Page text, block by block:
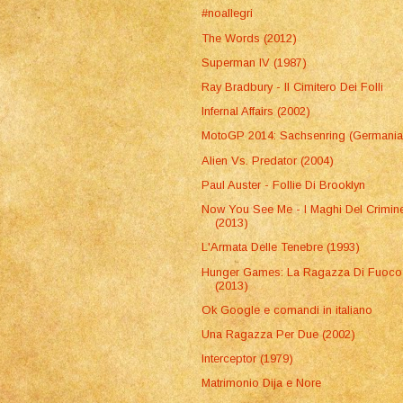
#noallegri
The Words (2012)
Superman IV (1987)
Ray Bradbury - Il Cimitero Dei Folli
Infernal Affairs (2002)
MotoGP 2014: Sachsenring
Alien Vs. Predator (2004)
Paul Auster - Follie Di Brooklyn
Now You See Me - I Maghi Del
(2013)
L'Armata Delle Tenebre (1993)
Hunger Games: La Ragazza Di Fuoco
(2013)
Ok Google e comandi in italiano
Una Ragazza Per Due (2002)
Interceptor (1979)
Matrimonio Dija e Nore